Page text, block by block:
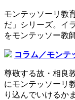
モンテッソーリ教
だ」シリーズ。イ
をモンテッソー教
コラム／モンテ
尊敬する故・相良
にモンテッソーリ
り込んでいけるか